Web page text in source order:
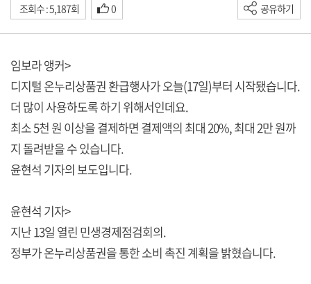
조회수 : 5,187회 0 공유하기
임보라 앵커>
디지털 온누리상품권 환급행사가 오늘(17일)부터 시작됐습니다.
더 많이 사용하도록 하기 위해서인데요.
최소 5천 원 이상을 결제하면 결제액의 최대 20%, 최대 2만 원까
지 돌려받을 수 있습니다.
윤현석 기자의 보도입니다.
윤현석 기자>
지난 13일 열린 민생경제점검회의.
정부가 온누리상품권을 통한 소비 촉진 계획을 밝혔습니다.